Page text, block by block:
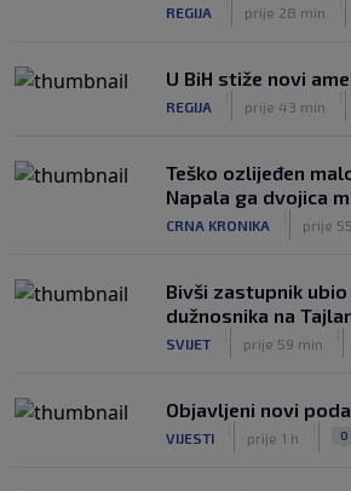
REGIJA prije 28 min
U BiH stiže novi
REGIJA prije 43 min
Teško ozlijeđen
Napala ga dvojica
CRNA KRONIKA prije
Bivši zastupnik
dužnosnika na
SVIJET prije 59 min
Objavljeni novi
VIJESTI prije 1 h 0